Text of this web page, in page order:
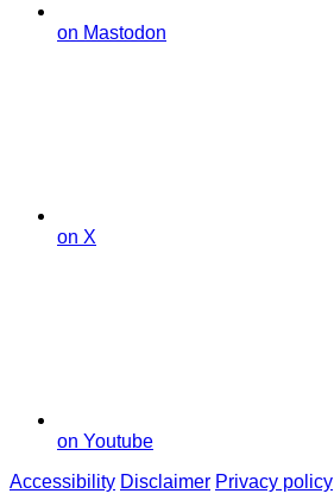
on Mastodon
on X
on Youtube
Accessibility Disclaimer Privacy policy